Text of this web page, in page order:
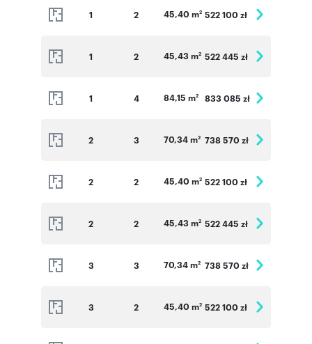
1 2 45,40 m2 522 100 zł
1 2 45,43 m2 522 445 zł
1 4 84,15 m2 833 085 zł
2 3 70,34 m2 738 570 zł
2 2 45,40 m2 522 100 zł
2 2 45,43 m2 522 445 zł
3 3 70,34 m2 738 570 zł
3 2 45,40 m2 522 100 zł